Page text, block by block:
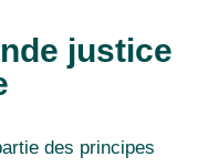
justice
des principes